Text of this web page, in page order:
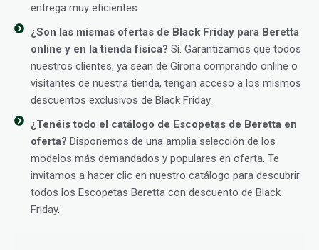
entrega muy eficientes.
¿Son las mismas ofertas de Black Friday para Beretta
online y en la tienda física? Sí. Garantizamos que todos
nuestros clientes, ya sean de Girona comprando online o
visitantes de nuestra tienda, tengan acceso a los mismos
descuentos exclusivos de Black Friday.
¿Tenéis todo el catálogo de Escopetas de Beretta en
oferta? Disponemos de una amplia selección de los
modelos más demandados y populares en oferta. Te
invitamos a hacer clic en nuestro catálogo para descubrir
todos los Escopetas Beretta con descuento de Black
Friday.